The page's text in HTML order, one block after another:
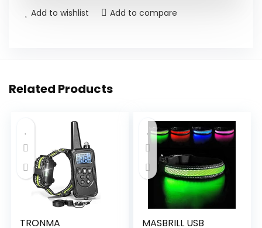
Add to wishlist Add to compare
Related Products
TRONMA
MASBRILL USB